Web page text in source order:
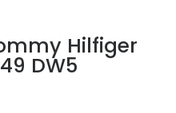
Hilfiger
DW5